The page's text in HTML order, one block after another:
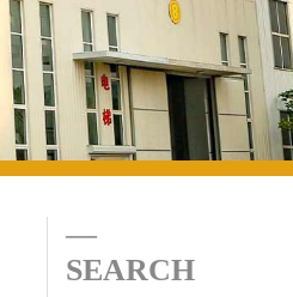
SEARCH